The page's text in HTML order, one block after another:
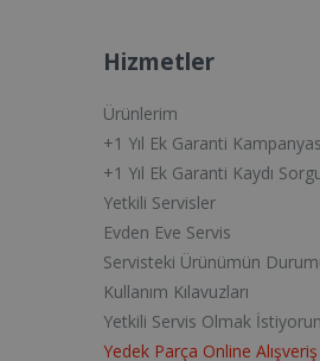
Hizmetler
Ürünlerim
+1 Yıl Ek Garanti
+1 Yıl Ek Garanti Kaydı
Yetkili Servisler
Evden Eve Servis
Servisteki Ürünümün
Kullanım Kılavuzları
Yetkili Servis Olmak
Yedek Parça Online Alışveriş